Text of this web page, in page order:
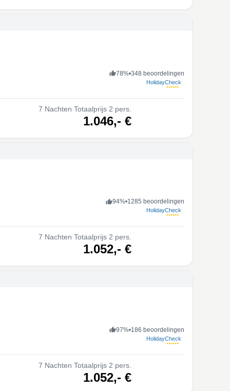
78%•348 beoordelingen
HolidayCheck
7 Nachten Totaalprijs 2 pers.
1.046,- €
94%•1285 beoordelingen
HolidayCheck
7 Nachten Totaalprijs 2 pers.
1.052,- €
97%•186 beoordelingen
HolidayCheck
7 Nachten Totaalprijs 2 pers.
1.052,- €